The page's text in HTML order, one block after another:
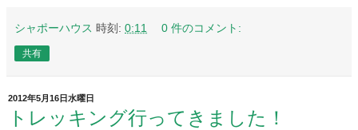
シャポーハウス 時刻: 0:11 0 件のコメント:
共有
2012年5月16日水曜日
トレッキング行ってきました！